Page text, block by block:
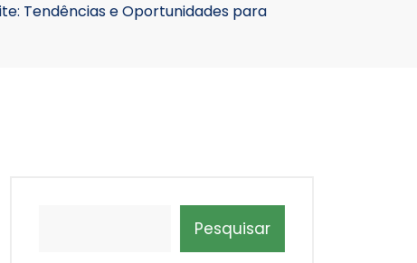
Tendências e Oportunidades para
Pesquisar